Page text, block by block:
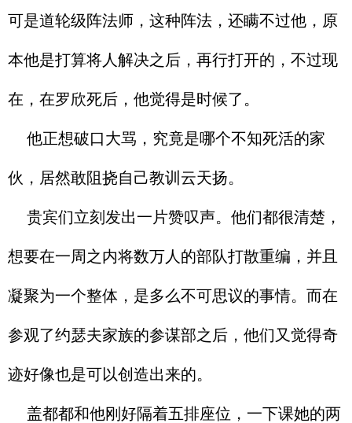
可是道轮级阵法师，这种阵法，还瞒不过他，原
本他是打算将人解决之后，再行打开的，不过现
在，在罗欣死后，他觉得是时候了。
他正想破口大骂，究竟是哪个不知死活的家
伙，居然敢阻挠自己教训云天扬。
贵宾们立刻发出一片赞叹声。他们都很清楚，
想要在一周之内将数万人的部队打散重编，并且
凝聚为一个整体，是多么不可思议的事情。而在
参观了约瑟夫家族的参谋部之后，他们又觉得奇
迹好像也是可以创造出来的。
盖都都和他刚好隔着五排座位，一下课她的两